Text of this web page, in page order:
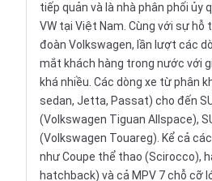
tiếp quản và là nhà phân phối ủy
VW tại Việt Nam. Cùng với sự
đoàn Volkswagen, lần lượt các
mắt khách hàng trong nước với
khá nhiều. Các dòng xe từ phân
sedan, Jetta, Passat) cho đến
(Volkswagen Tiguan Allspace),
(Volkswagen Touareg). Kể cả
như Coupe thể thao (Scirocco),
hatchback) và cả MPV 7 chỗ cỡ